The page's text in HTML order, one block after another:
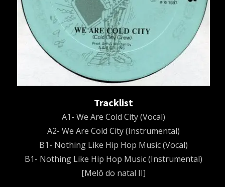
Tracklist
A1- We Are Cold City (Vocal)
A2- We Are Cold City (Instrumental)
B1- Nothing Like Hip Hop Music (Vocal)
B1- Nothing Like Hip Hop Music (Instrumental)
[Melô do natal II]